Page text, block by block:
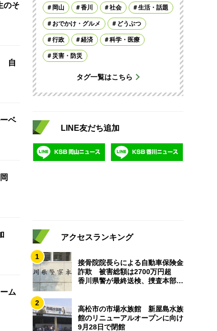
のそ
自
ベ
ム
岡山 香川 社会 生活・話題
おでかけ・グルメ どうぶつ
行政 経済 科学・医療
災害・防災
タグ一覧はこちら
LINE友だち追加
アクセスランキング
1
接骨院院長らによる自動車保険金
詐欺 被害総額は2700万円超
香川県警が最終送検、捜査本部解
2
高松市の市場水族館 新屋島水族
館のリニューアルオープンに向け
9月28日で閉館